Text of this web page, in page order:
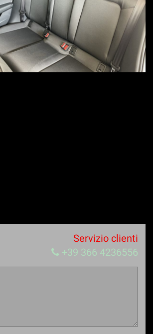
Servizio clienti
+39 366 4236556